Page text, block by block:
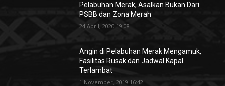
Pelabuhan Merak, Asalkan Bukan Dari
PSBB dan Zona Merah
24 April, 2020 19:08
Angin di Pelabuhan Merak Mengamuk,
Fasilitas Rusak dan Jadwal Kapal
Terlambat
1 November, 2019 16:42